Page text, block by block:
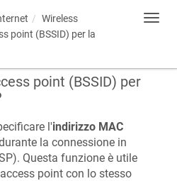
Wireless
point (BSSID) per la
point (BSSID) per
l'indirizzo MAC
la connessione in
Questa funzione è utile
point con lo stesso